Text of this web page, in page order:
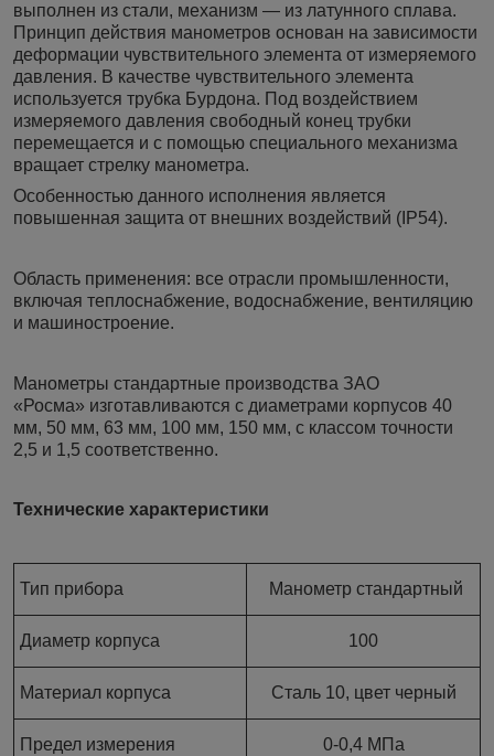
выполнен из стали, механизм — из латунного сплава.
Принцип действия манометров основан на зависимости
деформации чувствительного элемента от измеряемого
давления. В качестве чувствительного элемента
используется трубка Бурдона. Под воздействием
измеряемого давления свободный конец трубки
перемещается и с помощью специального механизма
вращает стрелку манометра.
Особенностью данного исполнения является
повышенная защита от внешних воздействий (IP54).
Область применения: все отрасли промышленности,
включая теплоснабжение, водоснабжение, вентиляцию
и машиностроение.
Манометры стандартные производства ЗАО
«Росма» изготавливаются с диаметрами корпусов 40
мм, 50 мм, 63 мм, 100 мм, 150 мм, с классом точности
2,5 и 1,5 соответственно.
Технические характеристики
Тип прибора Манометр стандартный
Диаметр корпуса 100
Материал корпуса Сталь 10, цвет черный
Предел измерения 0-0,4 МПа